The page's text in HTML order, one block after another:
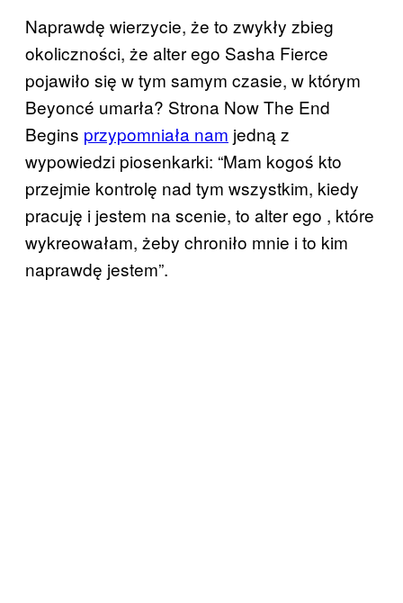
Naprawdę wierzycie, że to zwykły zbieg
okoliczności, że alter ego Sasha Fierce
pojawiło się w tym samym czasie, w którym
Beyoncé umarła? Strona Now The End
Begins przypomniała nam jedną z
wypowiedzi piosenkarki: “Mam kogoś kto
przejmie kontrolę nad tym wszystkim, kiedy
pracuję i jestem na scenie, to alter ego , które
wykreowałam, żeby chroniło mnie i to kim
naprawdę jestem”.